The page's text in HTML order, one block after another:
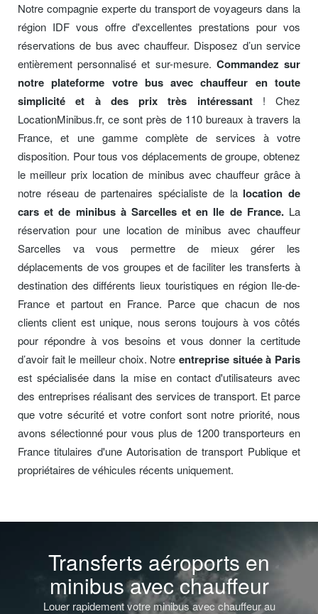
Notre compagnie experte du transport de voyageurs dans la
région IDF vous offre d'excellentes prestations pour vos
réservations de bus avec chauffeur. Disposez d’un service
entièrement personnalisé et sur-mesure. Commandez sur
notre plateforme votre bus avec chauffeur en toute
simplicité et à des prix très intéressant ! Chez
LocationMinibus.fr, ce sont près de 110 bureaux à travers la
France, et une gamme complète de services à votre
disposition. Pour tous vos déplacements de groupe, obtenez
le meilleur prix location de minibus avec chauffeur grâce à
notre réseau de partenaires spécialiste de la location de
cars et de minibus à Sarcelles et en Ile de France.La
réservation pour une location de minibus avec chauffeur
Sarcelles va vous permettre de mieux gérer les
déplacements de vos groupes et de faciliter les transferts à
destination des différents lieux touristiques en région Ile-de-
France et partout en France. Parce que chacun de nos
clients client est unique, nous serons toujours à vos côtés
pour répondre à vos besoins et vous donner la certitude
d’avoir fait le meilleur choix. Notre entreprise située à Paris
est spécialisée dans la mise en contact d'utilisateurs avec
des entreprises réalisant des services de transport. Et parce
que votre sécurité et votre confort sont notre priorité, nous
avons sélectionné pour vous plus de 1200 transporteurs en
France titulaires d'une Autorisation de transport Publique et
propriétaires de véhicules récents uniquement.
Transferts aéroports en
minibus avec chauffeur
Louer rapidement votre minibus avec chauffeur au